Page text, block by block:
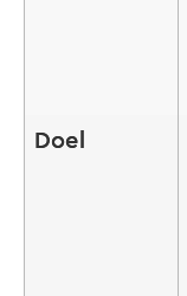
Doel